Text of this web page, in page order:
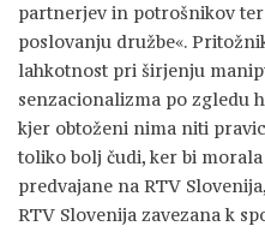
partnerjev in potrošnikov
poslovanju družbe«.
lahkotnost pri širjenju
senzacionalizma po zgledu
kjer obtoženi nima niti
toliko bolj čudi, ker bi
predvajane na RTV
RTV Slovenija zavezana k